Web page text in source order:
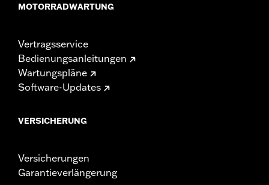
MOTORRADWARTUNG
Vertragsservice
Bedienungsanleitungen
Wartungspläne
Software-Updates
VERSICHERUNG
Versicherungen
Garantieverlängerung